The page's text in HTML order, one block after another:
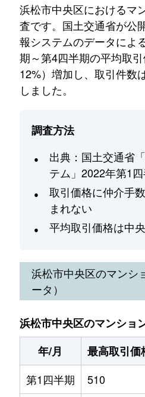
浜松市中央区におけるマ
査です。国土交通省が公
報システムのデータによ
期～第4四半期の平均取
12%）増加し、取引件数
しました。
調査方法
出典：国土交通省
テム」2022年第1
取引価格に仲介手
まれない
平均取引価格は中
浜松市中央区のマンシ
ータ）
浜松市中央区のマンショ
年/月
最高取引価
第1四半期
510